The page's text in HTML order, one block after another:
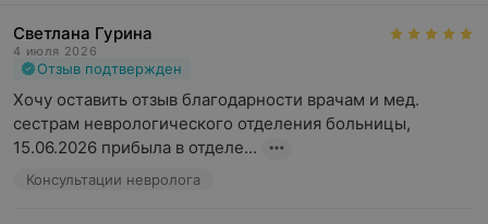
Светлана Гурина
4 июля 2026
Отзыв подтвержден
Хочу оставить отзыв благодарности врачам и мед.
сестрам неврологического отделения больницы,
15.06.2026 прибыла в отделе...
Консультации невролога